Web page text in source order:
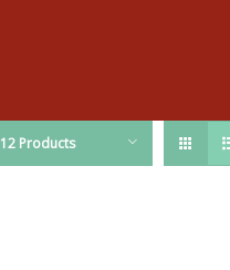
12 Products